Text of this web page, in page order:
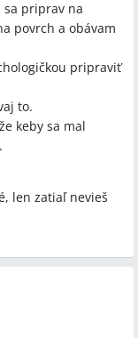
sa priprav na
povrch a obávam
pripraviť
to.
keby sa mal
len zatiaľ nevieš